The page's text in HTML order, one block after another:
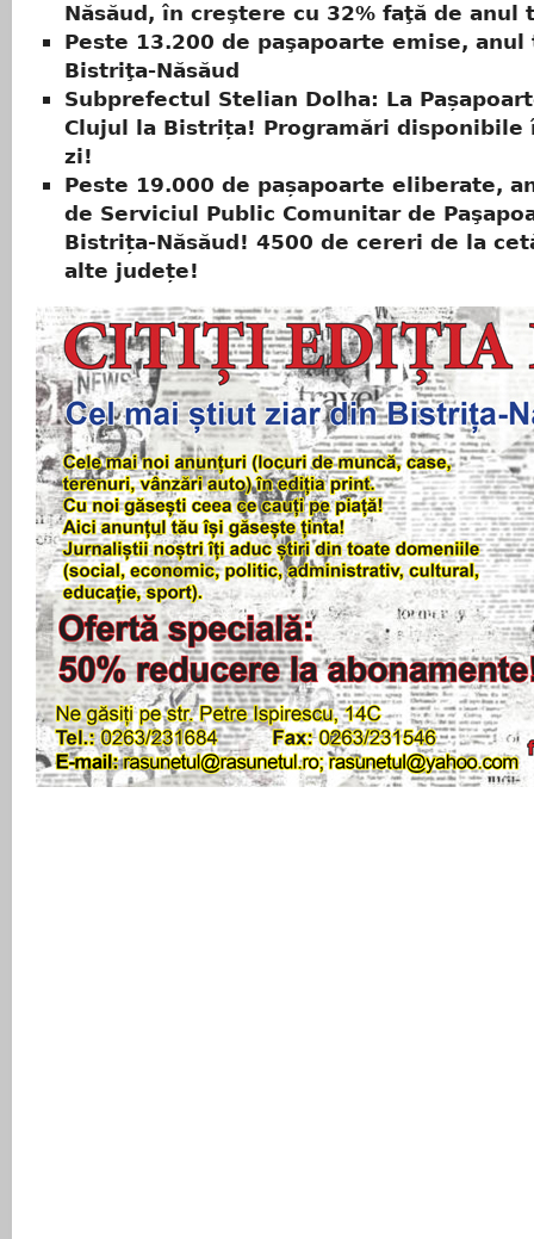
Năsăud, în creştere cu 32% faţă de anul
Peste 13.200 de paşapoarte emise,
Bistriţa-Năsăud
Subprefectul Stelian Dolha: La
Clujul la Bistrița! Programări disponibile
zi!
Peste 19.000 de pașapoarte eliberate,
de Serviciul Public Comunitar de
Bistrița-Năsăud! 4500 de cereri de la
alte județe!